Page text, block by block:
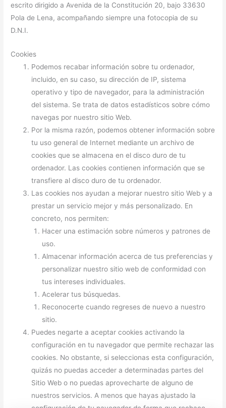
escrito dirigido a Avenida de la Constitución 20, bajo 33630
Pola de Lena, acompañando siempre una fotocopia de su
D.N.I.
Cookies
Podemos recabar información sobre tu ordenador,
incluido, en su caso, su dirección de IP, sistema
operativo y tipo de navegador, para la administración
del sistema. Se trata de datos estadísticos sobre cómo
navegas por nuestro sitio Web.
Por la misma razón, podemos obtener información sobre
tu uso general de Internet mediante un archivo de
cookies que se almacena en el disco duro de tu
ordenador. Las cookies contienen información que se
transfiere al disco duro de tu ordenador.
Las cookies nos ayudan a mejorar nuestro sitio Web y a
prestar un servicio mejor y más personalizado. En
concreto, nos permiten:
Hacer una estimación sobre números y patrones de
uso.
Almacenar información acerca de tus preferencias y
personalizar nuestro sitio web de conformidad con
tus intereses individuales.
Acelerar tus búsquedas.
Reconocerte cuando regreses de nuevo a nuestro
sitio.
Puedes negarte a aceptar cookies activando la
configuración en tu navegador que permite rechazar las
cookies. No obstante, si seleccionas esta configuración,
quizás no puedas acceder a determinadas partes del
Sitio Web o no puedas aprovecharte de alguno de
nuestros servicios. A menos que hayas ajustado la